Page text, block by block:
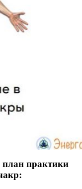
план практики